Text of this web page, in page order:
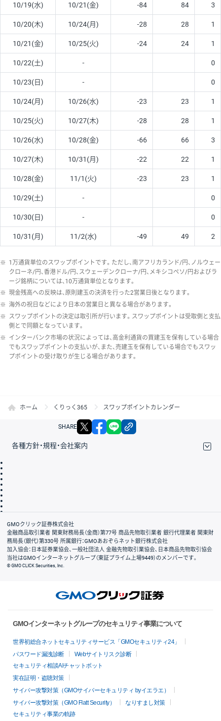
10/19(水) 10/21(金) -84 84 3
10/20(木) 10/24(月) -28 28 1
10/21(金) 10/25(火) -24 24 1
10/22(土) - 0
10/23(日) - 0
10/24(月) 10/26(水) -23 23 1
10/25(火) 10/27(木) -28 28 1
10/26(水) 10/28(金) -66 66 3
10/27(木) 10/31(月) -22 22 1
10/28(金) 11/1(火) -23 23 1
10/29(土) - 0
10/30(日) - 0
10/31(月) 11/2(水) -49 49 2
※ 1万通貨単位のスワップポイントです。ただし、南アフリカランド/円、ノルウェー
クローネ/円、香港ドル/円、スウェーデンクローナ/円、メキシコペソ/円およびラ
ージ銘柄については、10万通貨単位となります。
※ 現金残高への反映は、原則建玉の決済を行った2営業日後となります。
※ 海外の祝日などにより日本の営業日と異なる場合があります。
※ スワップポイントの決定は取引所が行います。スワップポイントは受取側と支払
側とで同額となっています。
※ インターバンク市場の状況によっては、高金利通貨の買建玉を保有している場合
でもスワップポイントの支払いが、また、売建玉を保有している場合でもスワッ
プポイントの受け取りが生じる場合があります。
ホーム くりっく365 スワップポイントカレンダー
SHARE X facebook
各種方針・規程・会社案内
会社案内
GMOクリック証券株式会社
金融商品取引業者 関東財務局長（金商）第77号 商品先物取引業者 銀行代理業者 関東財
務局長（銀代）第330号 所属銀行：GMOあおぞらネット銀行株式会社
加入協会：日本証券業協会、一般社団法人 金融先物取引業協会、日本商品先物取引協会
当社はGMOインターネットグループ（東証プライム上場9449）のメンバーです。
© GMO CLICK Securities, Inc.
GMOインターネットグループのセキュリティ事業について
世界初総合ネットセキュリティサービス「GMOセキュリティ24」
パスワード漏洩診断
Webサイトリスク診断
セキュリティ相談AIチャットボット
実在証明・盗聴対策
サイバー攻撃対策（GMOサイバーセキュリティ byイエラエ）
サイバー攻撃対策（GMO Flatt Security）
なりすまし対策
セキュリティ事業の軌跡